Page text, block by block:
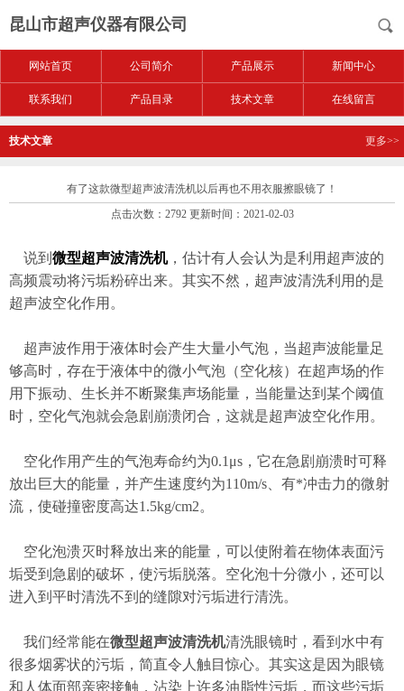
昆山市超声仪器有限公司
网站首页 公司简介 产品展示 新闻中心
联系我们 产品目录 技术文章 在线留言
技术文章 更多>>
有了这款微型超声波清洗机以后再也不用衣服擦眼镜了！
点击次数：2792 更新时间：2021-02-03
说到 微型超声波清洗机，估计有人会认为是利用超声波的
高频震动将污垢粉碎出来。其实不然，超声波清洗利用的是
超声波空化作用。
超声波作用于液体时会产生大量小气泡，当超声波能量足
够高时，存在于液体中的微小气泡（空化核）在超声场的作
用下振动、生长并不断聚集声场能量，当能量达到某个阈值
时，空化气泡就会急剧崩溃闭合，这就是超声波空化作用。
空化作用产生的气泡寿命约为0.1μs，它在急剧崩溃时可释
放出巨大的能量，并产生速度约为110m/s、有*冲击力的微射
流，使碰撞密度高达1.5kg/cm2。
空化泡溃灭时释放出来的能量，可以使附着在物体表面污
垢受到急剧的破坏，使污垢脱落。空化泡十分微小，还可以
进入到平时清洗不到的缝隙对污垢进行清洗。
我们经常能在微型超声波清洗机清洗眼镜时，看到水中有
很多烟雾状的污垢，简直令人触目惊心。其实这是因为眼镜
和人体面部亲密接触，沾染上许多油脂性污垢，而这些污垢